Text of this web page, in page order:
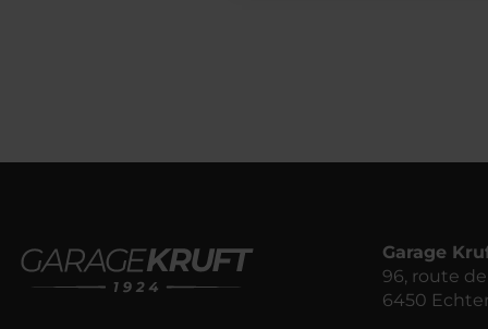
Garage
96, route
6450